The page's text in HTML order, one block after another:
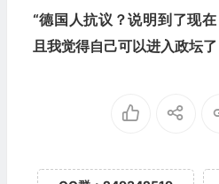
“德国人抗议？说明到了现
且我觉得自己可以进入政坛了